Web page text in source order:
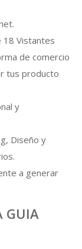
18 Vistantes
de comercio
tus producto
y
Diseño y
a generar
GUIA